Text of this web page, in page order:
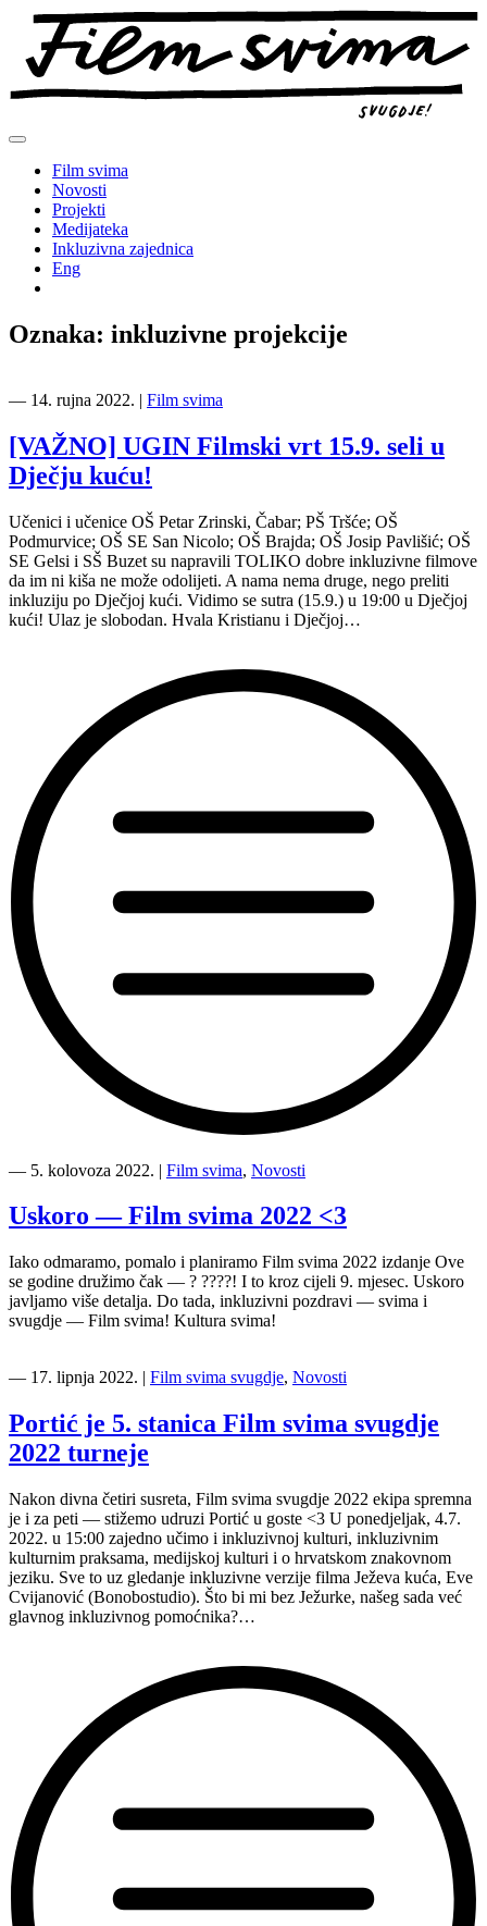
Preskoči
sadržaj
Film svima
Novosti
Projekti
Medijateka
Inkluzivna zajednica
Eng
Oznaka: inkluzivne projekcije
― 14. rujna 2022. | Film svima
[VAŽNO] UGIN Filmski vrt 15.9. seli u
Dječju kuću!
Učenici i učenice OŠ Petar Zrinski, Čabar; PŠ Tršće; OŠ
Podmurvice; OŠ SE San Nicolo; OŠ Brajda; OŠ Josip Pavlišić; OŠ
SE Gelsi i SŠ Buzet su napravili TOLIKO dobre inkluzivne filmove
da im ni kiša ne može odolijeti. A nama nema druge, nego preliti
inkluziju po Dječjoj kući. Vidimo se sutra (15.9.) u 19:00 u Dječjoj
kući! Ulaz je slobodan. Hvala Kristianu i Dječjoj…
UGIN
vrt
15.9.
u
Dječju
kuću!”
― 5. kolovoza 2022. | Film svima, Novosti
Uskoro — Film svima 2022 <3
Iako odmaramo, pomalo i planiramo Film svima 2022 izdanje Ove
se godine družimo čak — ? ????! I to kroz cijeli 9. mjesec. Uskoro
javljamo više detalja. Do tada, inkluzivni pozdravi — svima i
svugdje — Film svima! Kultura svima!
― 17. lipnja 2022. | Film svima svugdje, Novosti
Portić je 5. stanica Film svima svugdje
2022 turneje
Nakon divna četiri susreta, Film svima svugdje 2022 ekipa spremna
je i za peti — stižemo udruzi Portić u goste <3 U ponedjeljak, 4.7.
2022. u 15:00 zajedno učimo i inkluzivnoj kulturi, inkluzivnim
kulturnim praksama, medijskoj kulturi i o hrvatskom znakovnom
jeziku. Sve to uz gledanje inkluzivne verzije filma Ježeva kuća, Eve
Cvijanović (Bonobostudio). Što bi mi bez Ježurke, našeg sada već
glavnog inkluzivnog pomoćnika?…